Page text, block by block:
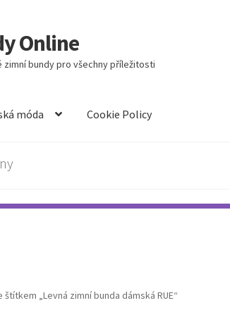
Online
zimní bundy pro všechny příležitosti
móda Cookie Policy
„Levná zimní bunda dámská RUE“